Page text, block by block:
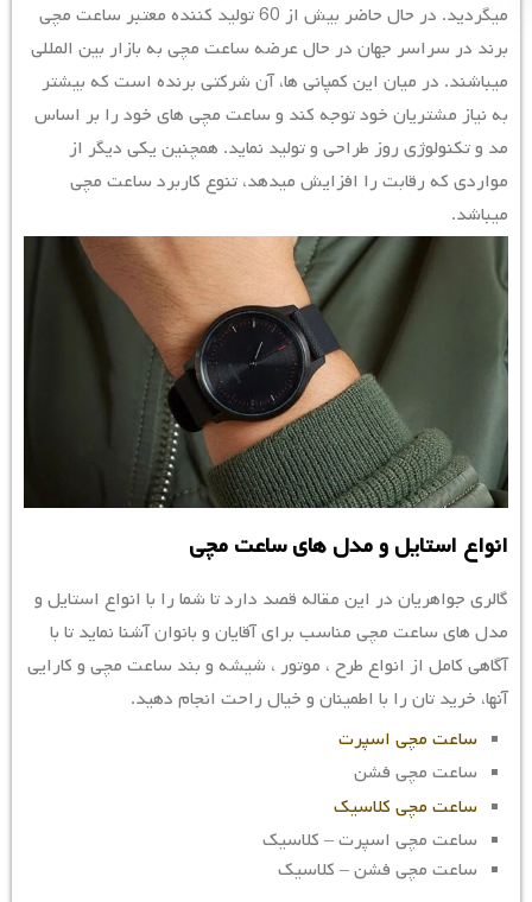
میگردید. در حال حاضر بیش از 60 تولید کننده معتبر ساعت مچی
برند در سراسر جهان در حال عرضه ساعت مچی به بازار بین المللی
میباشند. در میان این کمپانی ها، آن شرکتی برنده است که بیشتر
به نیاز مشتریان خود توجه کند و ساعت مچی های خود را بر اساس
مد و تکنولوژی روز طراحی و تولید نماید. همچنین یکی دیگر از
مواردی که رقابت را افزایش میدهد، تنوع کاربرد ساعت مچی
میباشد.
انواع استایل و مدل های ساعت مچی
گالری جواهریان در این مقاله قصد دارد تا شما را با انواع استایل و
مدل های ساعت مچی مناسب برای آقایان و بانوان آشنا نماید تا با
آگاهی کامل از انواع طرح ، موتور ، شیشه و بند ساعت مچی و کارایی
آنها، خرید تان را با اطمینان و خیال راحت انجام دهید.
ساعت مچی اسپرت
ساعت مچی فشن
ساعت مچی کلاسیک
ساعت مچی اسپرت – کلاسیک
ساعت مچی فشن – کلاسیک